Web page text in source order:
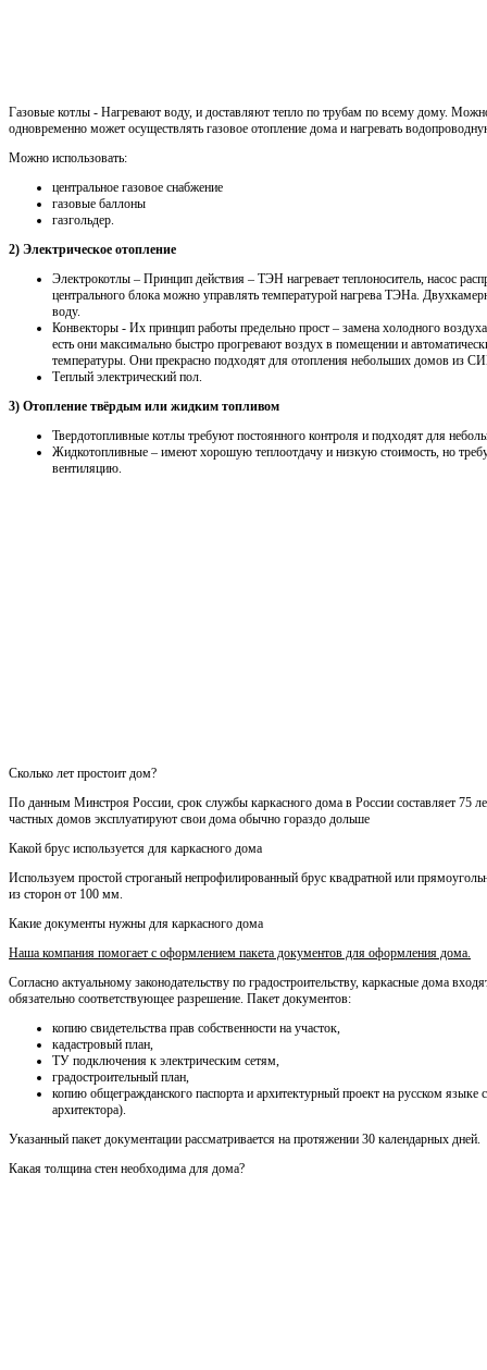
Газовые котлы - Нагревают воду, и доставляют тепло по трубам по всему дому.
одновременно может осуществлять газовое отопление дома и нагревать
Можно использовать:
центральное газовое снабжение
газовые баллоны
газгольдер.
2) Электрическое отопление
Электрокотлы – Принцип действия – ТЭН нагревает теплоноситель, насос
центрального блока можно управлять температурой нагрева ТЭНа.
воду.
Конвекторы - Их принцип работы предельно прост – замена холодного
есть они максимально быстро прогревают воздух в помещении и
температуры. Они прекрасно подходят для отопления небольших домов из
Теплый электрический пол.
3) Отопление твёрдым или жидким топливом
Твердотопливные котлы требуют постоянного контроля и подходят для
Жидкотопливные – имеют хорошую теплоотдачу и низкую стоимость, но
вентиляцию.
Сколько лет простоит дом?
По данным Минстроя России, срок службы каркасного дома в России составляет 75
частных домов эксплуатируют свои дома обычно гораздо дольше
Какой брус используется для каркасного дома
Используем простой строганый непрофилированный брус квадратной или
из сторон от 100 мм.
Какие документы нужны для каркасного дома
Наша компания помогает с оформлением пакета документов для оформления дома.
Согласно актуальному законодательству по градостроительству, каркасные дома
обязательно соответствующее разрешение. Пакет документов:
копию свидетельства прав собственности на участок,
кадастровый план,
ТУ подключения к электрическим сетям,
градостроительный план,
копию общегражданского паспорта и архитектурный проект на русском
архитектора).
Указанный пакет документации рассматривается на протяжении 30 календарных дней.
Какая толщина стен необходима для дома?